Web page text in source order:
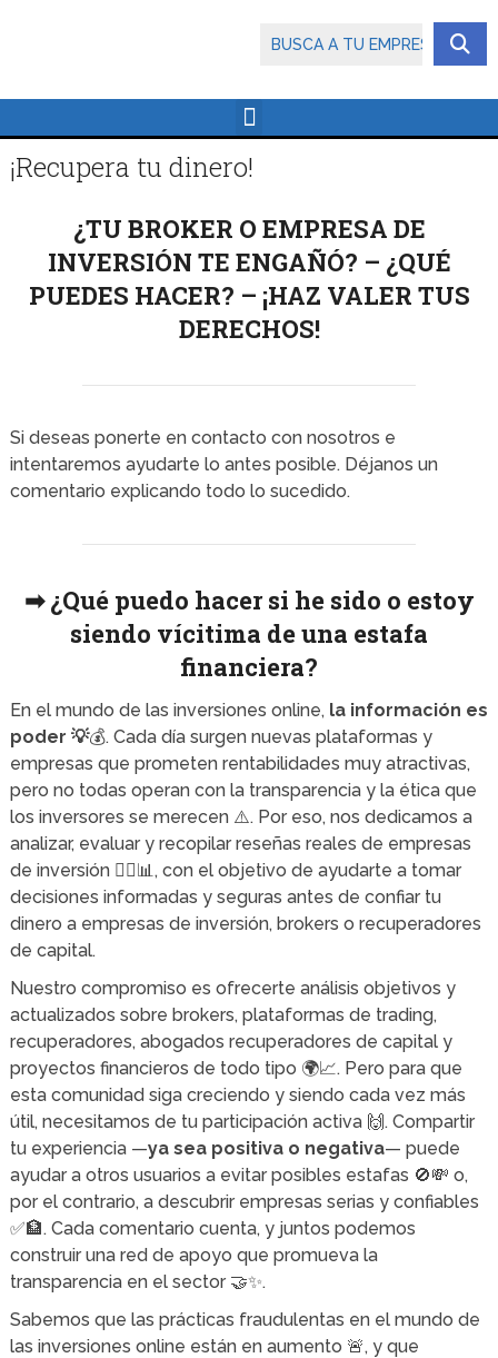
¡Recupera tu dinero!
¿TU BROKER O EMPRESA DE
INVERSIÓN TE ENGAÑÓ? – ¿QUÉ
PUEDES HACER? – ¡HAZ VALER TUS
DERECHOS!
Si deseas ponerte en contacto con nosotros e
intentaremos ayudarte lo antes posible. Déjanos un
comentario explicando todo lo sucedido.
➡ ¿Qué puedo hacer si he sido o estoy
siendo vícitima de una estafa
financiera?
En el mundo de las inversiones online, la información es
poder 💡💰. Cada día surgen nuevas plataformas y
empresas que prometen rentabilidades muy atractivas,
pero no todas operan con la transparencia y la ética que
los inversores se merecen ⚠️. Por eso, nos dedicamos a
analizar, evaluar y recopilar reseñas reales de empresas
de inversión 🕵️‍♂️📊, con el objetivo de ayudarte a tomar
decisiones informadas y seguras antes de confiar tu
dinero a empresas de inversión, brokers o recuperadores
de capital.
Nuestro compromiso es ofrecerte análisis objetivos y
actualizados sobre brokers, plataformas de trading,
recuperadores, abogados recuperadores de capital y
proyectos financieros de todo tipo 🌍📈. Pero para que
esta comunidad siga creciendo y siendo cada vez más
útil, necesitamos de tu participación activa 🙌. Compartir
tu experiencia —ya sea positiva o negativa— puede
ayudar a otros usuarios a evitar posibles estafas 🚫💸 o,
por el contrario, a descubrir empresas serias y confiables
✅🏦. Cada comentario cuenta, y juntos podemos
construir una red de apoyo que promueva la
transparencia en el sector 🤝✨.
Sabemos que las prácticas fraudulentas en el mundo de
las inversiones online están en aumento 🚨, y que